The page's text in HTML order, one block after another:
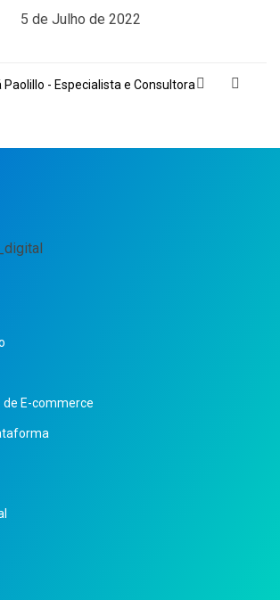
5 de Julho de 2022
Paolillo - Especialista e Consultora
E-commerce